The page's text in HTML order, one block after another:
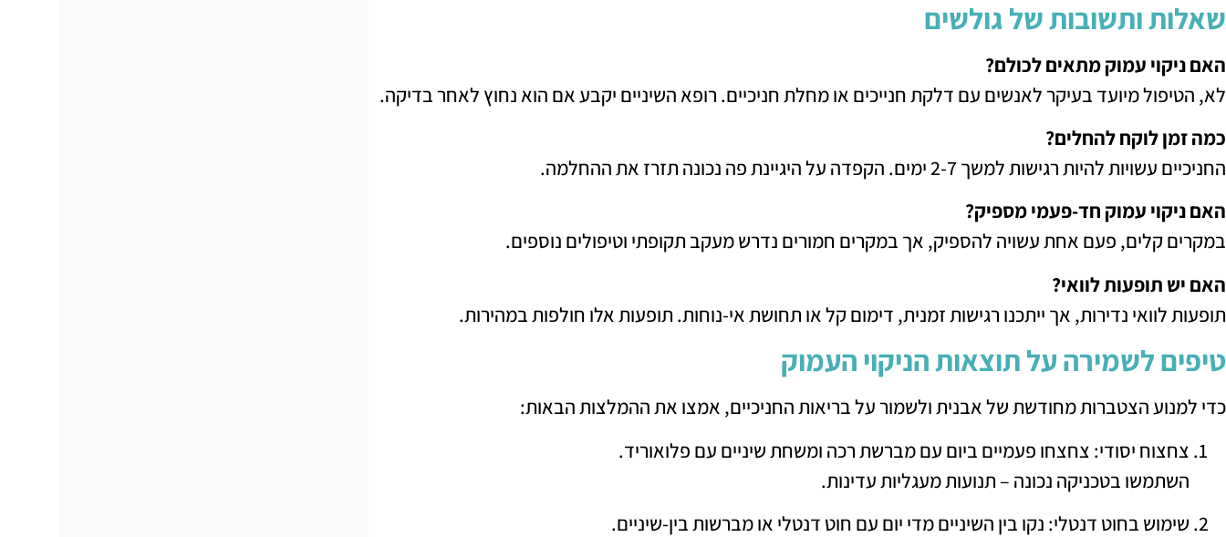
שאלות ותשובות של גולשים
האם ניקוי עמוק מתאים לכולם?
לא, הטיפול מיועד בעיקר לאנשים עם דלקת חנייכים או מחלת חניכיים. רופא השיניים יקבע אם הוא נחוץ לאחר בדיקה.
כמה זמן לוקח להחלים?
החניכיים עשויות להיות רגישות למשך 2-7 ימים. הקפדה על היגיינת פה נכונה תזרז את ההחלמה.
האם ניקוי עמוק חד-פעמי מספיק?
במקרים קלים, פעם אחת עשויה להספיק, אך במקרים חמורים נדרש מעקב תקופתי וטיפולים נוספים.
האם יש תופעות לוואי?
תופעות לוואי נדירות, אך ייתכנו רגישות זמנית, דימום קל או תחושת אי-נוחות. תופעות אלו חולפות במהירות.
טיפים לשמירה על תוצאות הניקוי העמוק
כדי למנוע הצטברות מחודשת של אבנית ולשמור על בריאות החניכיים, אמצו את ההמלצות הבאות:
צחצוח יסודי: צחצחו פעמיים ביום עם מברשת רכה ומשחת שיניים עם פלואוריד.
השתמשו בטכניקה נכונה – תנועות מעגליות עדינות.
שימוש בחוט דנטלי: נקו בין השיניים מדי יום עם חוט דנטלי או מברשות בין-שיניים.